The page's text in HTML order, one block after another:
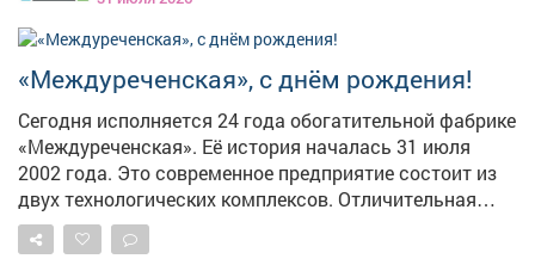
«Междуреченская», с днём рождения!
Сегодня исполняется 24 года обогатительной фабрике
«Междуреченская». Её история началась 31 июля
2002 года. Это современное предприятие состоит из
двух технологических комплексов. Отличительная
особенность фабрики - возможность обогащать все
марки углей. А главное её богатство - люди. Здесь